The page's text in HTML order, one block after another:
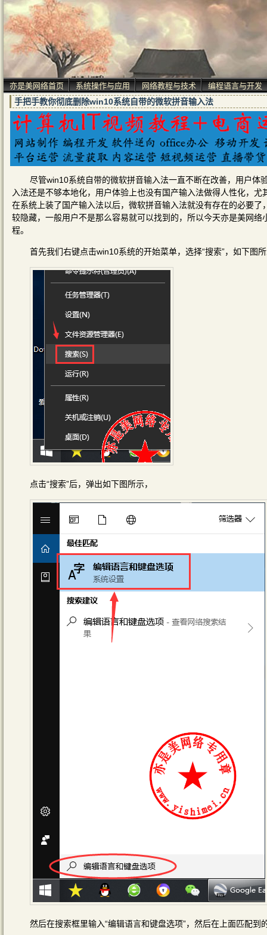
亦是美网络首页 系统操作与应用 网络教程与技术 编程语言与开发
手把手教你彻底删除win10系统自带的微软拼音输入法
尽管win10系统自带的微软拼音输入法一直不断在改善，用户
入法还是不够本地化，用户体验上也没有国产输入法做得人性化，
在系统上装了国产输入法以后，微软拼音输入法就没有存在的必要
较隐藏，一般用户不是那么容易就可以找到的，所以今天亦是美网
程。
首先我们右键点击win10系统的开始菜单，选择“搜索”，如下图
点击“搜索”后，弹出如下图所示，
然后在搜索框里输入“编辑语言和键盘选项”，然后在上面匹配到